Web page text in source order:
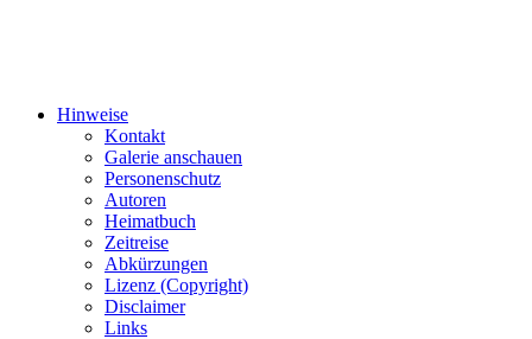
Hinweise
Kontakt
Galerie anschauen
Personenschutz
Autoren
Heimatbuch
Zeitreise
Abkürzungen
Lizenz (Copyright)
Disclaimer
Links